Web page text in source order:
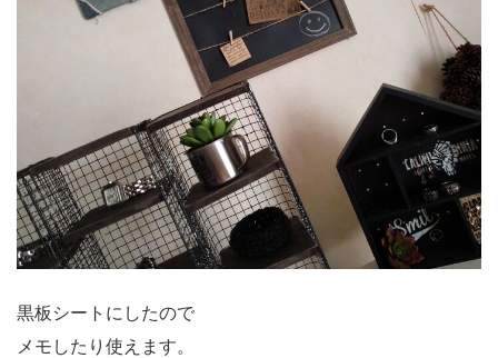
黒板シートにしたので
メモしたり使えます。